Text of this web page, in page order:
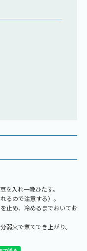
入れ一晩ひたす。
ので注意する）。
止め、冷めるまでおいてお
弱火で煮てでき上がり。